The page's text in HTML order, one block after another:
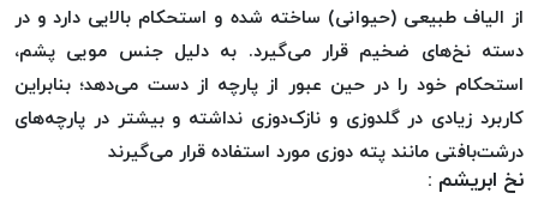
موم
کُرد
KORD
نخ
توری
پلیسه
از الیاف طبیعی (حیوانی) ساخته شده و استحکام بالایی دارد و در
دسته نخ‌های ضخیم قرار می‌گیرد. به دلیل جنس مویی پشم،
استحکام خود را در حین عبور از پارچه از دست می‌دهد؛ بنابراین
کاربرد زیادی در گلدوزی و نازک‌دوزی نداشته و بیشتر در پارچه‌های
درشت‌بافتی مانند پته دوزی مورد استفاده قرار می‌گیرند
نخ ابریشم :